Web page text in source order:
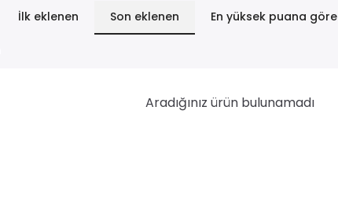
İlk eklenen Son eklenen En yüksek puana göre
Aradığınız ürün bulunamadı